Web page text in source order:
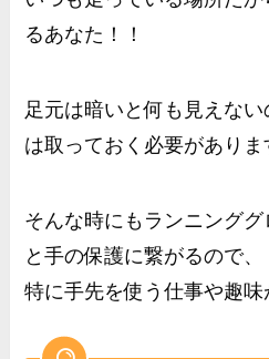
るあなた！！
足元は暗いと何も見えな
は取っておく必要がありま
そんな時にもランニング
と手の保護に繋がるので、
特に手先を使う仕事や趣